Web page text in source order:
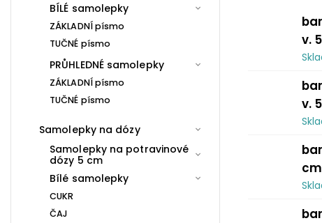
BÍLÉ samolepky
ZÁKLADNÍ písmo
TUČNÉ písmo
PRŮHLEDNÉ samolepky
ZÁKLADNÍ písmo
TUČNÉ písmo
Samolepky na dózy
Samolepky na potravinové
dózy 5 cm
Bílé samolepky
CUKR
ČAJ
v.
v.